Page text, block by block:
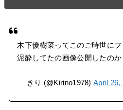
木下優樹菜ってこのご時世に
泥酔してたの画像公開したの
— きり (@Kirino1978)April 26,